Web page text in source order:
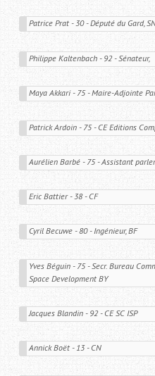
Patrice Prat - 30 - Député du Gard,
Philippe Kaltenbach - 92 - Sénateur,
Maya Akkari - 75 - Maire-Adjointe
Patrick Ardoin - 75 - CE Editions
Aurélien Barbé - 75 - Assistant
Eric Battier - 38 - CF
Cyril Becuwe - 80 - Ingénieur, BF
Yves Béguin - 75 - Secr. Bureau
Space Development BY
Jacques Blandin - 92 - CE SC ISP
Annick Boët - 13 - CN